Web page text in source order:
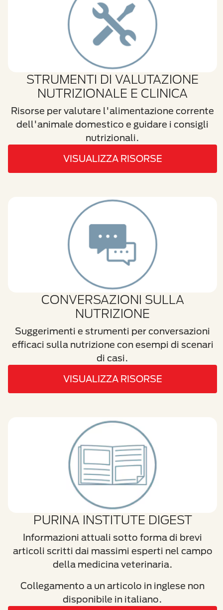
STRUMENTI DI VALUTAZIONE
NUTRIZIONALE E CLINICA
Risorse per valutare l'alimentazione corrente
dell'animale domestico e guidare i consigli
nutrizionali.
VISUALIZZA RISORSE
CONVERSAZIONI SULLA
NUTRIZIONE
Suggerimenti e strumenti per conversazioni
efficaci sulla nutrizione con esempi di scenari
di casi.
VISUALIZZA RISORSE
PURINA INSTITUTE DIGEST
Informazioni attuali sotto forma di brevi
articoli scritti dai massimi esperti nel campo
della medicina veterinaria.
Collegamento a un articolo in inglese non
disponibile in italiano.